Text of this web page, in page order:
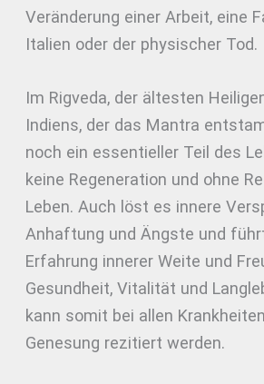
Veränderung einer Arbeit, eine
Italien oder der physischer Tod.
Im Rigveda, der ältesten
Indiens, der das Mantra
noch ein essentieller Teil des
keine Regeneration und ohne
Leben. Auch löst es innere
Anhaftung und Ängste und
Erfahrung innerer Weite und
Gesundheit, Vitalität und
kann somit bei allen
Genesung rezitiert werden.